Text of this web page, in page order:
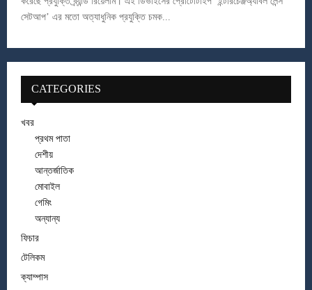
সেটআপ’ এর মতো অত্যাধুনিক প্রযুক্তি চমক...
CATEGORIES
খবর
প্রথম পাতা
দেশীয়
আন্তর্জাতিক
মোবাইল
গেমিং
অন্যান্য
ফিচার
টেলিকম
ক্যাম্পাস